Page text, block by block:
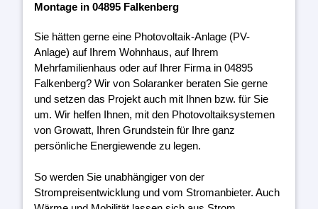
Montage in 04895 Falkenberg
Sie hätten gerne eine Photovoltaik-Anlage (PV-
Anlage) auf Ihrem Wohnhaus, auf Ihrem
Mehrfamilienhaus oder auf Ihrer Firma in 04895
Falkenberg? Wir von Solaranker beraten Sie gerne
und setzen das Projekt auch mit Ihnen bzw. für Sie
um. Wir helfen Ihnen, mit den Photovoltaiksystemen
von Growatt, Ihren Grundstein für Ihre ganz
persönliche Energiewende zu legen.
So werden Sie unabhängiger von der
Strompreisentwicklung und vom Stromanbieter. Auch